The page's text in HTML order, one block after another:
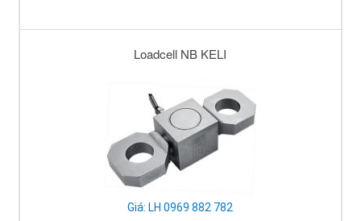
Loadcell NB KELI
Giá: LH 0969 882 782